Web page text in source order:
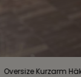
Oversize Kurzarm